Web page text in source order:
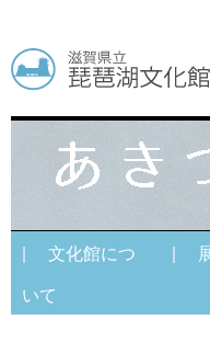
| 文化館につ
いて
|